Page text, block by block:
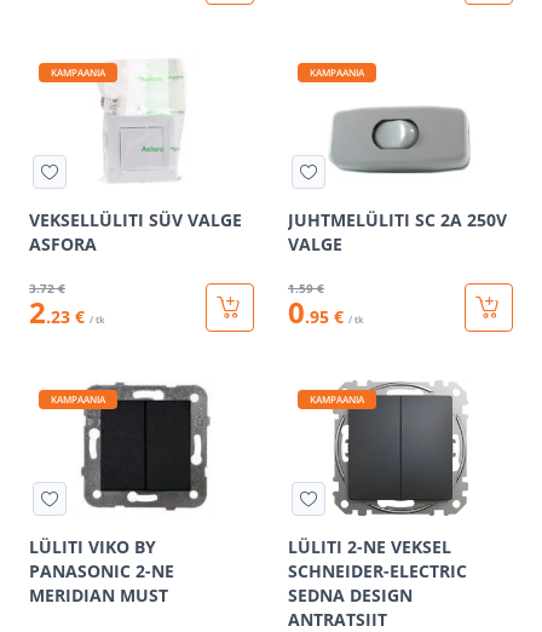
KAMPAANIA
VEKSELLÜLITI SÜV VALGE
ASFORA
3.72 €
2.23 € / tk
KAMPAANIA
JUHTMELÜLITI SC 2A 250V
VALGE
1.59 €
0.95 € / tk
KAMPAANIA
LÜLITI VIKO BY
PANASONIC 2-NE
MERIDIAN MUST
KAMPAANIA
LÜLITI 2-NE VEKSEL
SCHNEIDER-ELECTRIC
SEDNA DESIGN
ANTRATSIIT